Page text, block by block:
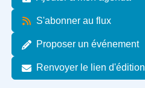
S'abonner au flux
Proposer un événement
Renvoyer le lien d'édition